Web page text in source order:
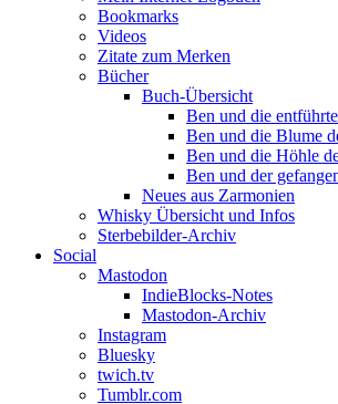
Bookmarks
Videos
Zitate zum Merken
Bücher
Buch-Übersicht
Ben und die
Ben und die Blume
Ben und die Höhle
Ben und der
Neues aus Zarmonien
Whisky Übersicht und Infos
Sterbebilder-Archiv
Social
Mastodon
IndieBlocks-Notes
Mastodon-Archiv
Instagram
Bluesky
twich.tv
Tumblr.com